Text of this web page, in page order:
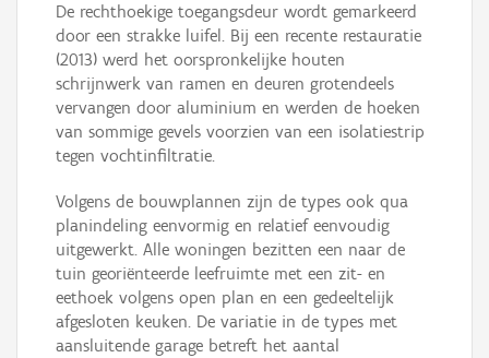
De rechthoekige toegangsdeur wordt gemarkeerd
door een strakke luifel. Bij een recente restauratie
(2013) werd het oorspronkelijke houten
schrijnwerk van ramen en deuren grotendeels
vervangen door aluminium en werden de hoeken
van sommige gevels voorzien van een isolatiestrip
tegen vochtinfiltratie.
Volgens de bouwplannen zijn de types ook qua
planindeling eenvormig en relatief eenvoudig
uitgewerkt. Alle woningen bezitten een naar de
tuin georiënteerde leefruimte met een zit- en
eethoek volgens open plan en een gedeeltelijk
afgesloten keuken. De variatie in de types met
aansluitende garage betreft het aantal